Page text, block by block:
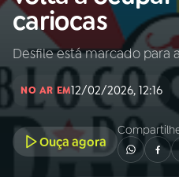
Nacional
AO
01 INÍCIO
02A RÁDIO
cariocas
Desfile está marcado para
NO AR EM12/02/2026, 12:16
Ouça agora